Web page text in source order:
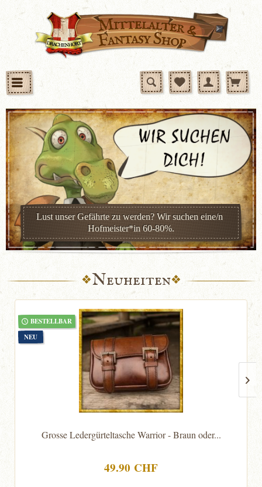
Lust unser Gefährte zu werden? Wir suchen eine/n
Hofmeister*in 60-80%.
Neuheiten
BESTELLBAR
NEU
Grosse Ledergürteltasche Warrior - Braun oder...
49.90 CHF